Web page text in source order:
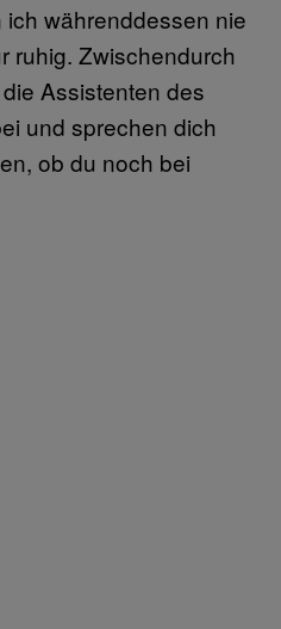
währenddessen nie
ruhig. Zwischendurch
Assistenten des
und sprechen dich
ob du noch bei